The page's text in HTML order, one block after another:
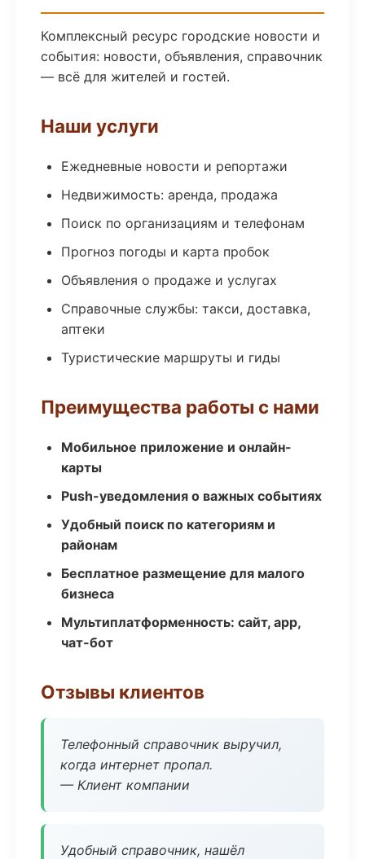
Комплексный ресурс городские новости и
события: новости, объявления, справочник
— всё для жителей и гостей.
Наши услуги
Ежедневные новости и репортажи
Недвижимость: аренда, продажа
Поиск по организациям и телефонам
Прогноз погоды и карта пробок
Объявления о продаже и услугах
Справочные службы: такси, доставка,
аптеки
Туристические маршруты и гиды
Преимущества работы с нами
Мобильное приложение и онлайн-
карты
Push-уведомления о важных событиях
Удобный поиск по категориям и
районам
Бесплатное размещение для малого
бизнеса
Мультиплатформенность: сайт, app,
чат-бот
Отзывы клиентов
Телефонный справочник выручил,
когда интернет пропал.
— Клиент компании
Удобный справочник, нашёл